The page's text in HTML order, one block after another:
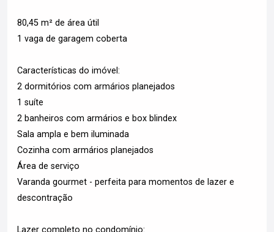
80,45 m² de área útil
1 vaga de garagem coberta
Características do imóvel:
2 dormitórios com armários planejados
1 suíte
2 banheiros com armários e box blindex
Sala ampla e bem iluminada
Cozinha com armários planejados
Área de serviço
Varanda gourmet - perfeita para momentos de lazer e
descontração